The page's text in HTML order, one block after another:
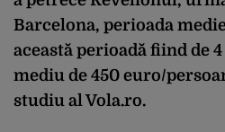
Barcelona, perioada
această perioadă fiind de
mediu de 450 euro/
studiu al Vola.ro.